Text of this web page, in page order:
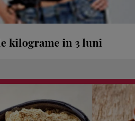
kilograme in 3 luni